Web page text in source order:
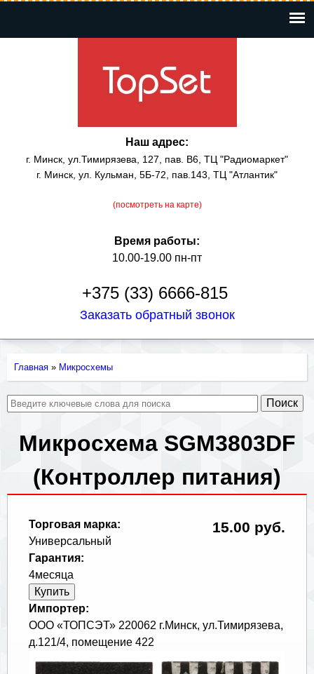
содержанию
Наш адрес:
г. Минск, ул.Тимирязева, 127, пав. В6, ТЦ "Радиомаркет"
г. Минск, ул. Кульман, 5Б-72, пав.143, ТЦ "Атлантик"
(посмотреть на карте)
Время работы:
10.00-19.00 пн-пт
+375 (33) 6666-815
Заказать обратный звонок
Вы
здесь
Главная » Микросхемы
Микросхема SGM3803DF
(Контроллер питания)
15.00 руб.
Торговая марка:
Универсальный
Гарантия:
4месяца
Импортер:
ООО «ТОПСЭТ» 220062 г.Минск, ул.Тимирязева,
д.121/4, помещение 422